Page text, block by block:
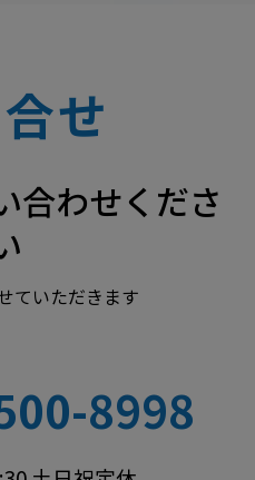
せ
合わせくださ
ていただきます
8998